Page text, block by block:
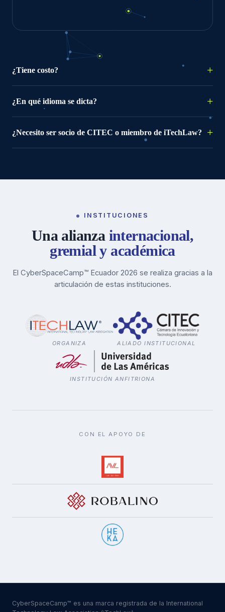
¿Tiene costo?
¿En qué idioma se dicta?
¿Necesito ser socio de CITEC o miembro de iTechLaw?
INSTITUCIONES
Una alianza internacional,
gremial y académica
El CyberSpaceCamp™ Ecuador 2026 se realiza gracias a la
articulación de estas instituciones.
ORGANIZA ALIADO INSTITUCIONAL
INSTITUCIÓN ANFITRIONA
CON EL APOYO DE
CyberSpaceCamp™ es una marca registrada de la International